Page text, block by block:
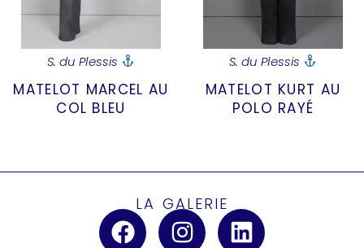
S. du Plessis
MATELOT MARCEL AU
COL BLEU
S. du Plessis
MATELOT KURT AU
POLO RAYÉ
LA GALERIE